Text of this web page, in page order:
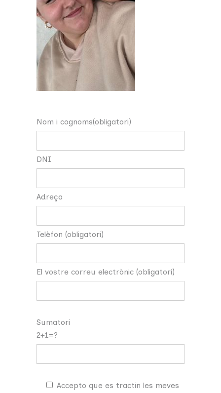
Nom i cognoms(obligatori)
DNI
Adreça
Telèfon (obligatori)
El vostre correu electrònic (obligatori)
Sumatori
2+1=?
Accepto que es tractin les meves